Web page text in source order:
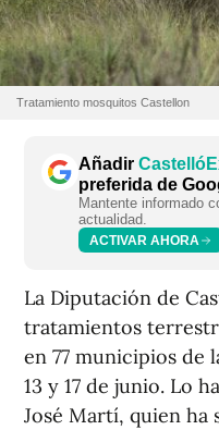
Tratamiento mosquitos Castellon
Añadir
preferida de
Mantente informado
actualidad.
ACTIVAR AHORA
La Diputación de
tratamientos
en 77 municipios de
13 y 17 de junio. Lo
José Martí, quien ha